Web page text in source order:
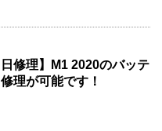
修理】M1 2020のバッテ
理が可能です！